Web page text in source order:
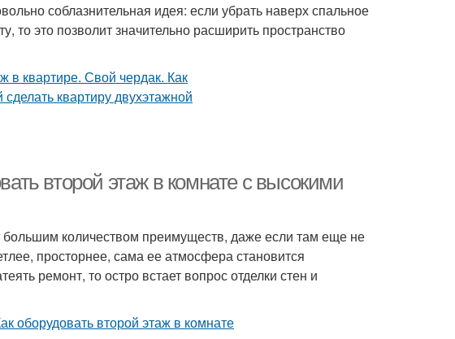
соблазнительная идея: если убрать наверх спальное
то это позволит значительно расширить пространство
второй этаж в комнате с высокими
количеством преимуществ, даже если там еще не
просторнее, сама ее атмосфера становится
ремонт, то остро встает вопрос отделки стен и